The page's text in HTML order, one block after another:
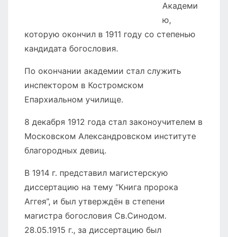
Академи
ю,
которую окончил в 1911 году со степенью
кандидата богословия.
По окончании академии стал служить
инспектором в Костромском
Епархиальном училище.
8 декабря 1912 года стал законоучителем в
Московском Александровском институте
благородных девиц.
В 1914 г. представил магистерскую
диссертацию на тему “Книга пророка
Аггея”, и был утверждён в степени
магистра богословия Св.Синодом.
28.05.1915 г., за диссертацию был